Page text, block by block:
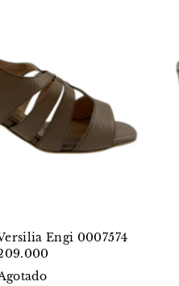
Engi 0007574